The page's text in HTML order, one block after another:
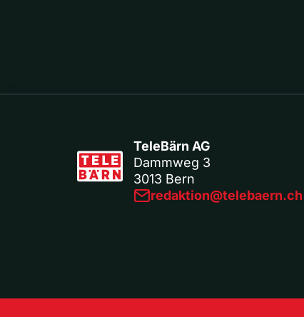
TeleBärn AG
Dammweg 3
3013 Bern
redaktion@telebaern.ch